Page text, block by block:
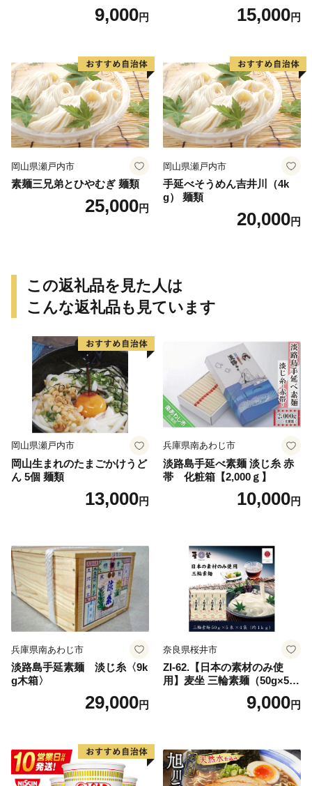
9,000円 15,000円
岡山県瀬戸内市
素麺三兄弟とひやむぎ 麺類
25,000円
岡山県瀬戸内市
手延べそうめん吉井川（4k
g） 麺類
20,000円
この返礼品を見た人は
こんな返礼品も見ています
岡山県瀬戸内市
岡山生まれのたまごかけうど
ん 5個 麺類
13,000円
兵庫県南あわじ市
淡路島手延べ素麺 淡じ糸 赤
帯 化粧箱【2,000ｇ】
10,000円
兵庫県南あわじ市
淡路島手延素麺 淡じ糸〈9k
g木箱〉
29,000円
奈良県桜井市
ZI-62.【日本の素材のみ使
用】麦坐 三輪素麺（50g×5束
9,000円